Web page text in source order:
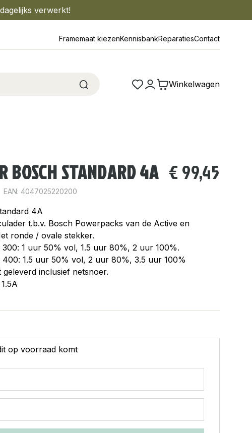
verwerkt!
Framemaat kiezenKennisbankReparatiesContact
Winkelwagen
BOSCH STANDARD 4A € 99,45
EAN: 4047025220200
4A
t.b.v. Bosch Powerpacks van de Active en
ronde / ovale stekker.
300: 1 uur 50% vol, 1.5 uur 80%, 2 uur 100%.
400: 1.5 uur 50% vol, 2 uur 80%, 3.5 uur 100%
inclusief netsnoer.
op voorraad komt